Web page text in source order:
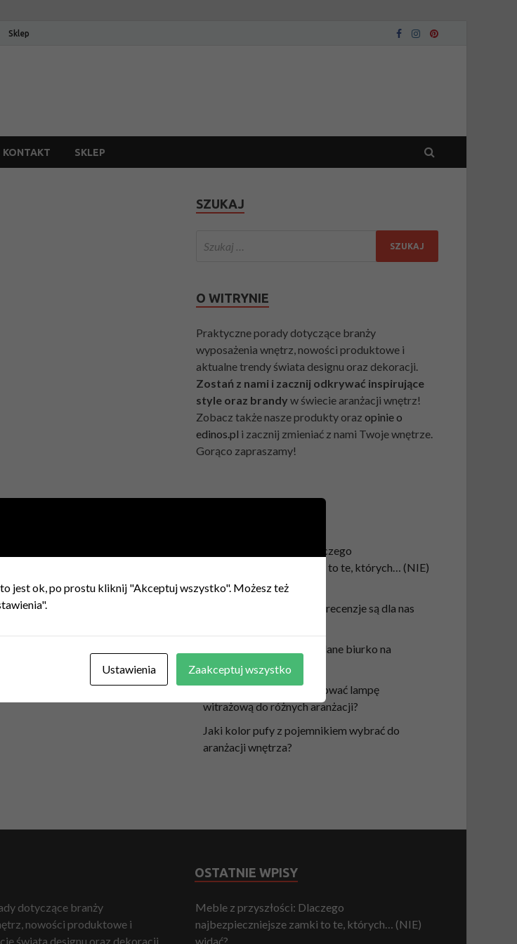
Sklep
KONTAKT SKLEP
SZUKAJ
O WITRYNIE
Praktyczne porady dotyczące branży
wyposażenia wnętrz, nowości produktowe i
aktualne trendy świata designu oraz dekoracji.
Zostań z nami i zacznij odkrywać inspirujące
style oraz brandy w świecie aranżacji wnętrz!
Zobacz także nasze produkty orazopinie o
edinos.pl i zacznij zmieniać z nami Twoje wnętrze.
Gorąco zapraszamy!
Meble z przyszłości: Dlaczego
najbezpieczniejsze zamki to te, których… (NIE)
widać?
Opinie o Edinos.pl. Twoje recenzje są dla nas
Jak wypoziomować składane biurko na
krzywej podłodze?
W jaki sposób wkomponować lampę
witrażową do różnych aranżacji?
Jaki kolor pufy z pojemnikiem wybrać do
aranżacji wnętrza?
dotyczące branży
nowości produktowe i
świata designu oraz dekoracji.
OSTATNIE WPISY
Meble z przyszłości: Dlaczego
najbezpieczniejsze zamki to te, których… (NIE)
widać?
jest ok, po prostu kliknij "Akceptuj wszystko". Możesz też
Ustawienia Zaakceptuj wszystko